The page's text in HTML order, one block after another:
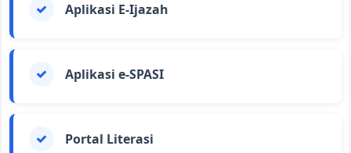
Aplikasi E-Ijazah
Aplikasi e-SPASI
Portal Literasi